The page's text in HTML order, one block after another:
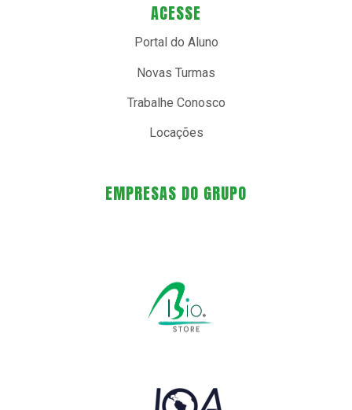
ACESSE
Portal do Aluno
Novas Turmas
Trabalhe Conosco
Locações
EMPRESAS DO GRUPO